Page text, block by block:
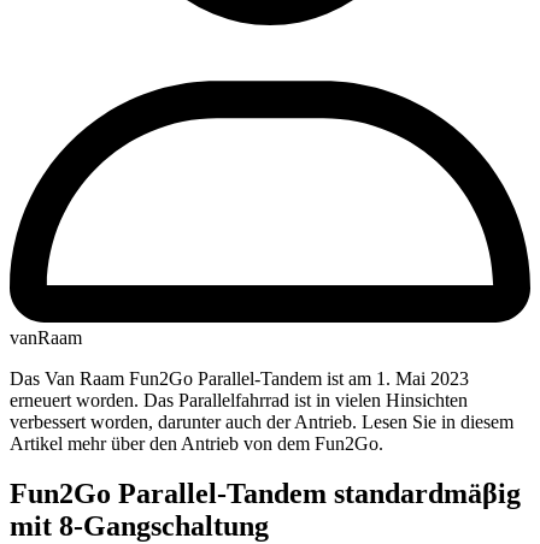
vanRaam
Das Van Raam Fun2Go Parallel-Tandem ist am 1. Mai 2023
erneuert worden. Das Parallelfahrrad ist in vielen Hinsichten
verbessert worden, darunter auch der Antrieb. Lesen Sie in diesem
Artikel mehr über den Antrieb von dem Fun2Go.
Fun2Go Parallel-Tandem standardmäβig
mit 8-Gangschaltung